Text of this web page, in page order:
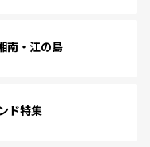
南・江の島
ド特集